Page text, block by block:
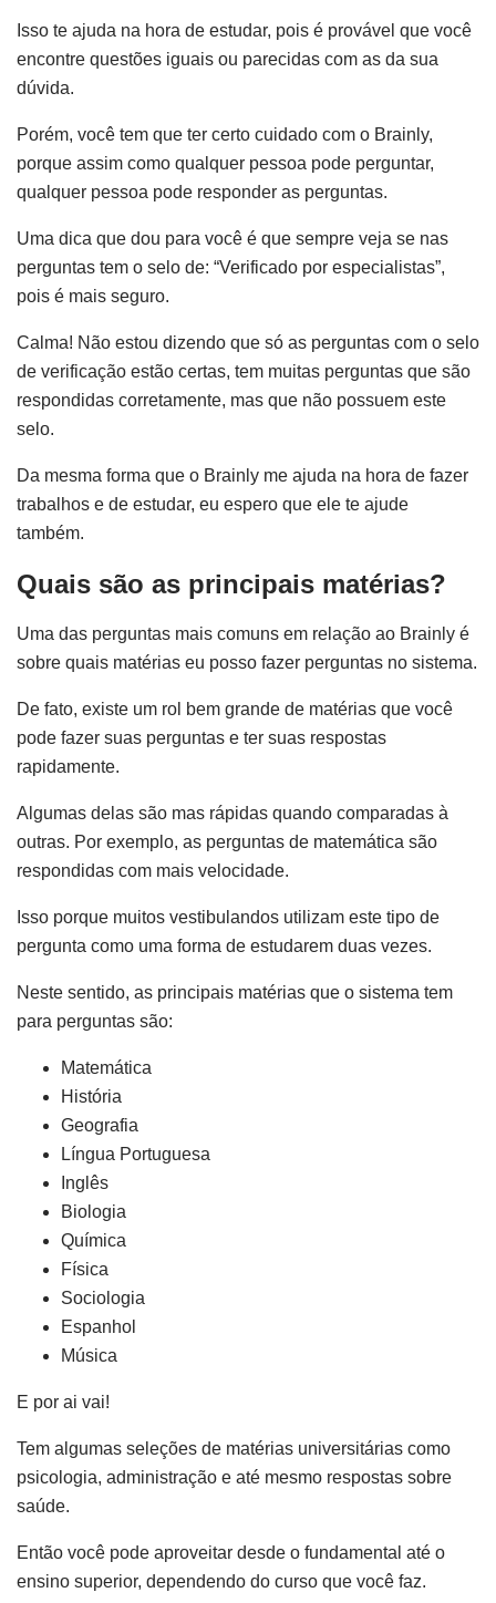
Isso te ajuda na hora de estudar, pois é provável que você
encontre questões iguais ou parecidas com as da sua
dúvida.
Porém, você tem que ter certo cuidado com o Brainly,
porque assim como qualquer pessoa pode perguntar,
qualquer pessoa pode responder as perguntas.
Uma dica que dou para você é que sempre veja se nas
perguntas tem o selo de: “Verificado por especialistas”,
pois é mais seguro.
Calma! Não estou dizendo que só as perguntas com o selo
de verificação estão certas, tem muitas perguntas que são
respondidas corretamente, mas que não possuem este
selo.
Da mesma forma que o Brainly me ajuda na hora de fazer
trabalhos e de estudar, eu espero que ele te ajude
também.
Quais são as principais matérias?
Uma das perguntas mais comuns em relação ao Brainly é
sobre quais matérias eu posso fazer perguntas no sistema.
De fato, existe um rol bem grande de matérias que você
pode fazer suas perguntas e ter suas respostas
rapidamente.
Algumas delas são mas rápidas quando comparadas à
outras. Por exemplo, as perguntas de matemática são
respondidas com mais velocidade.
Isso porque muitos vestibulandos utilizam este tipo de
pergunta como uma forma de estudarem duas vezes.
Neste sentido, as principais matérias que o sistema tem
para perguntas são:
Matemática
História
Geografia
Língua Portuguesa
Inglês
Biologia
Química
Física
Sociologia
Espanhol
Música
E por ai vai!
Tem algumas seleções de matérias universitárias como
psicologia, administração e até mesmo respostas sobre
saúde.
Então você pode aproveitar desde o fundamental até o
ensino superior, dependendo do curso que você faz.